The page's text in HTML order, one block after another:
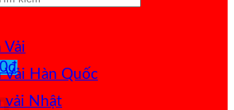
0₫
Vải
Vải Hàn Quốc
vải Nhật